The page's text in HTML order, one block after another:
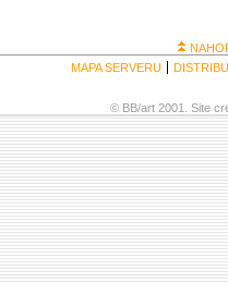
MAPA SERVERU
© BB/art 2001. Site